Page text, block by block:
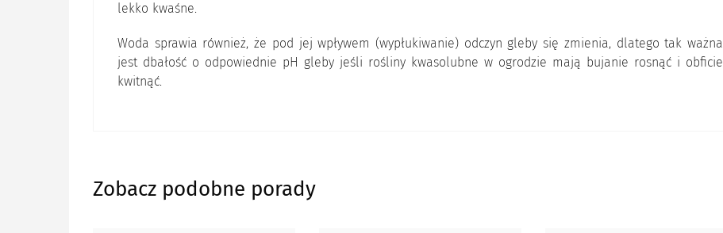
lekko kwaśne.
Woda sprawia również, że pod jej wpływem (wypłukiwanie) odczyn gleby się zmienia, dlatego tak ważna
jest dbałość o odpowiednie pH gleby jeśli rośliny kwasolubne w ogrodzie mają bujanie rosnąć i obficie
kwitnąć.
Zobacz podobne porady